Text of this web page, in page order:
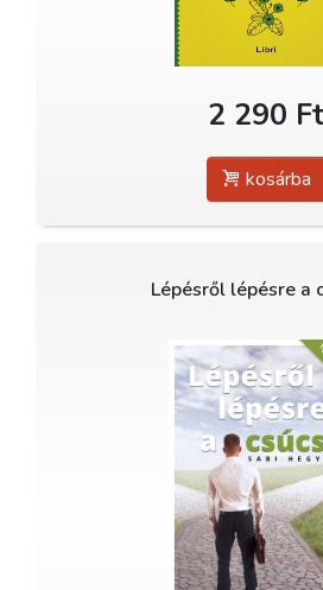
2 290 Ft
kosárba
Lépésről lépésre a